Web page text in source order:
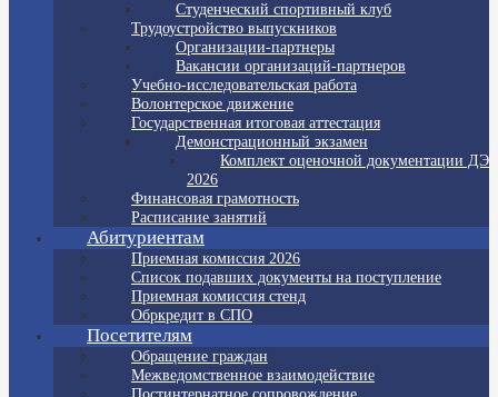
Студенческий спортивный клуб
Трудоустройство выпускников
Организации-партнеры
Вакансии организаций-партнеров
Учебно-исследовательская работа
Волонтерское движение
Государственная итоговая аттестация
Демонстрационный экзамен
Комплект оценочной документации ДЭ
2026
Финансовая грамотность
Расписание занятий
Абитуриентам
Приемная комиссия 2026
Список подавших документы на поступление
Приемная комиссия стенд
Обркредит в СПО
Посетителям
Обращение граждан
Межведомственное взаимодействие